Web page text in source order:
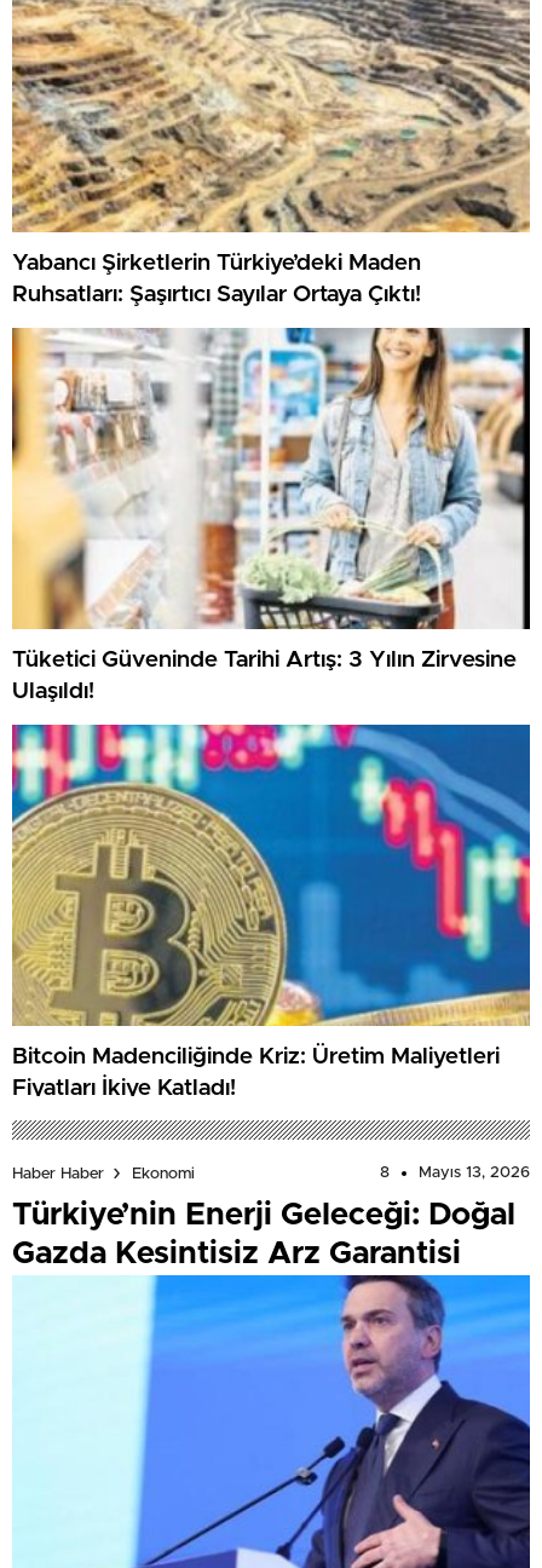
Yabancı Şirketlerin Türkiye’deki Maden
Ruhsatları: Şaşırtıcı Sayılar Ortaya Çıktı!
Tüketici Güveninde Tarihi Artış: 3 Yılın Zirvesine
Ulaşıldı!
Bitcoin Madenciliğinde Kriz: Üretim Maliyetleri
Fiyatları İkiye Katladı!
Haber Haber Ekonomi 8 Mayıs 13, 2026
Türkiye’nin Enerji Geleceği: Doğal
Gazda Kesintisiz Arz Garantisi